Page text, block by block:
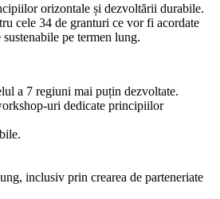
orizontale și dezvoltării durabile.
cele 34 de granturi ce vor fi acordate
pe termen lung.
a 7 regiuni mai puțin dezvoltate.
uri dedicate principiilor
inclusiv prin crearea de parteneriate